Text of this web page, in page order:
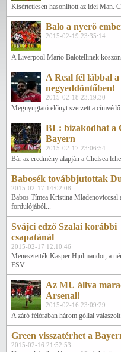
Kísértetiesen hasonlított az idei Man.
Balo a nyerő
2015-02-19 23:35:14
A Liverpool Mario Balotellinek
A Real fél lábbal
negyeddöntőben!
2015-02-18 23:19:30
Megnyugtató előnyt szerzett a
BL: bizakodhat a
Bayern
2015-02-17 23:06:54
Bár az eredmény alapján a Chelsea
Babosék továbbjutottak
2015-02-17 14:02:08
Babos Tímea Kristina Mladenoviccsal
fordulójából...
Svájci edző Szalai korábbi
csapatánál
2015-02-17 12:10:46
Menesztették Kasper Hjulmandot, a
FSV...
Az MU állva
Arsenal!
2015-02-16 23:09:29
A záró félórában három góllal
Green visszatérhet a
2015-02-16 21:52:53